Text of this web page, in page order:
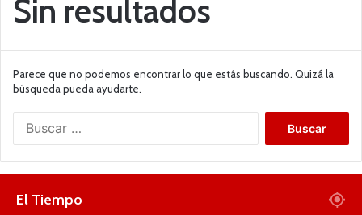
Sin resultados
Parece que no podemos encontrar lo que estás buscando. Quizá la
búsqueda pueda ayudarte.
El Tiempo